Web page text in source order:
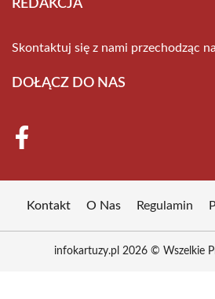
REDAKCJA
Skontaktuj się z nami przechodząc
DOŁĄCZ DO NAS
Kontakt O Nas Regulamin
infokartuzy.pl 2026 © Wszelkie